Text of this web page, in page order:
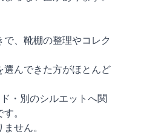
、靴棚の整理やコレク
んできた方がほとんど
・別のシルエットへ関
。
せん。